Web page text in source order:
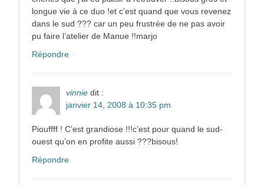
longue vie à ce duo !et c’est quand que vous revenez
dans le sud ??? car un peu frustrée de ne pas avoir
pu faire l’atelier de Manue !!marjo
Répondre
vinnie dit :
janvier 14, 2008 à 10:35 pm
Piouffff ! C’est grandiose !!!c’est pour quand le sud-
ouest qu’on en profite aussi ???bisous!
Répondre